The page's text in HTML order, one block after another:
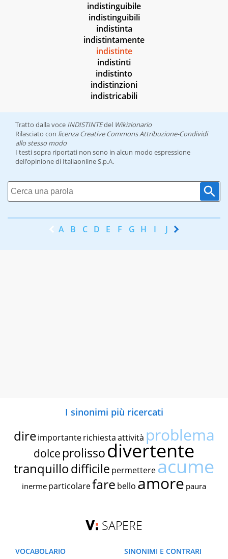
indistinguibile
indistinguibili
indistinta
indistintamente
indistinte
indistinti
indistinto
indistinzioni
indistricabili
Tratto dalla voce INDISTINTEdel Wikizionario
Rilasciato con licenza Creative Commons Attribuzione-Condividi
allo stesso modo
I testi sopra riportati non sono in alcun modo espressione
dell’opinione di Italiaonline S.p.A.
A B C D E F G H I J K
I sinonimi più ricercati
dire importante richiestaattività problema
dolce prolissodivertente
tranquillodifficile permettereacume
inerme particolarefare bello amore paura
SAPERE
VOCABOLARIO
SINONIMI E CONTRARI